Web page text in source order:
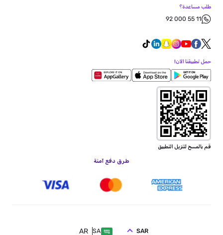
طلب مساعدة؟
92 000 55 11
حمل تطبيقنا الآن!
قم بالمسح لتنزيل التطبيق
طرق دفع آمنة
SA
AR SAR